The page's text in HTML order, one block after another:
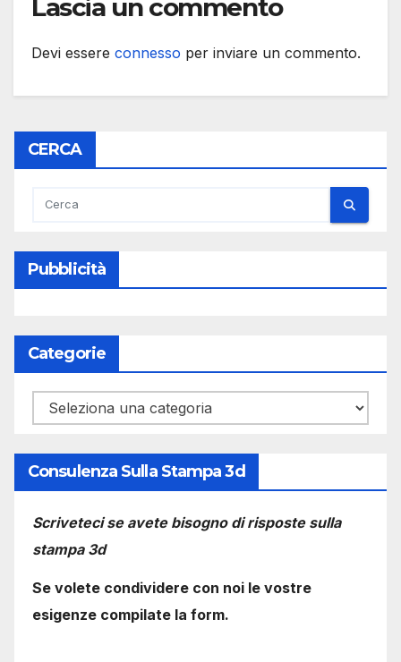
Lascia un commento
Devi essere connesso per inviare un commento.
CERCA
Pubblicità
Categorie
Categorie
Consulenza Sulla Stampa 3d
Scriveteci se avete bisogno di risposte sulla
stampa 3d
Se volete condividere con noi le vostre
esigenze compilate la form.